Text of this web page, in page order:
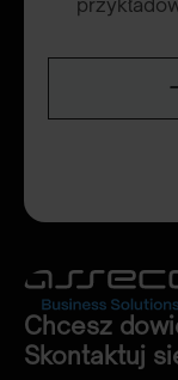
Chcesz
Skontaktuj